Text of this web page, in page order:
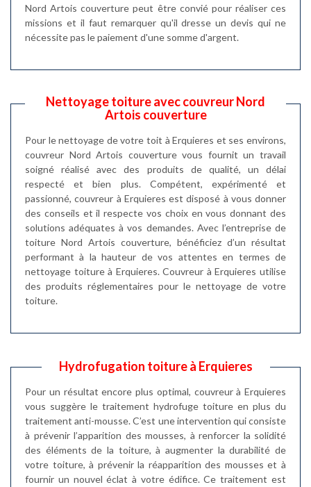
Nord Artois couverture peut être convié pour réaliser ces
missions et il faut remarquer qu'il dresse un devis qui ne
nécessite pas le paiement d'une somme d'argent.
Nettoyage toiture avec couvreur Nord
Artois couverture
Pour le nettoyage de votre toit à Erquieres et ses environs,
couvreur Nord Artois couverture vous fournit un travail
soigné réalisé avec des produits de qualité, un délai
respecté et bien plus. Compétent, expérimenté et
passionné, couvreur à Erquieres est disposé à vous donner
des conseils et il respecte vos choix en vous donnant des
solutions adéquates à vos demandes. Avec l’entreprise de
toiture Nord Artois couverture, bénéficiez d’un résultat
performant à la hauteur de vos attentes en termes de
nettoyage toiture à Erquieres. Couvreur à Erquieres utilise
des produits réglementaires pour le nettoyage de votre
toiture.
Hydrofugation toiture à Erquieres
Pour un résultat encore plus optimal, couvreur à Erquieres
vous suggère le traitement hydrofuge toiture en plus du
traitement anti-mousse. C’est une intervention qui consiste
à prévenir l’apparition des mousses, à renforcer la solidité
des éléments de la toiture, à augmenter la durabilité de
votre toiture, à prévenir la réapparition des mousses et à
fournir un nouvel éclat à votre édifice. Ce traitement est